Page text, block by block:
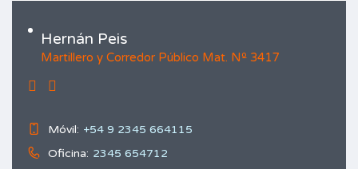
Hernán Peis
Martillero y Corredor Público Mat. Nº 3417
Móvil: +54 9 2345 664115
Oficina: 2345 654712